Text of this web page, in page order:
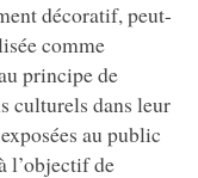
décoratif, peut-
comme
principe de
culturels dans leur
au public
l’objectif de